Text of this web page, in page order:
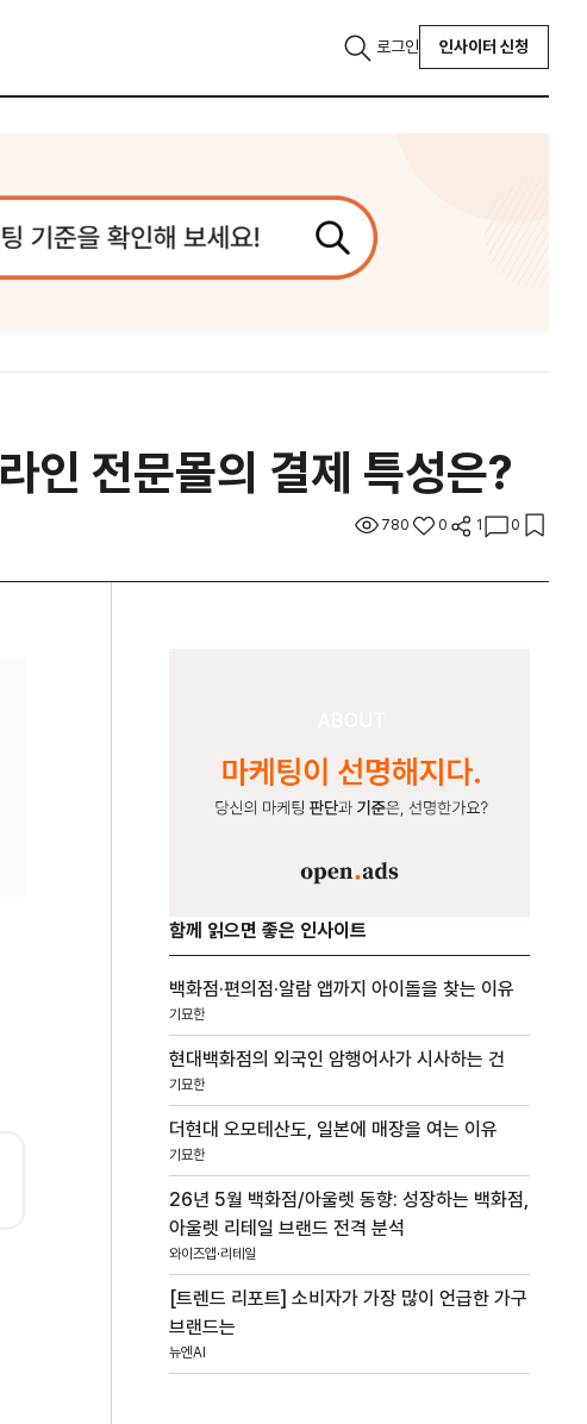
로그인 인사이터 신청
인 전문몰의 결제 특성은?
780 0 1 0
함께 읽으면 좋은 인사이트
백화점·편의점·알람 앱까지 아이돌을 찾는 이유
기묘한
현대백화점의 외국인 암행어사가 시사하는 건
기묘한
더현대 오모테산도, 일본에 매장을 여는 이유
기묘한
26년 5월 백화점/아울렛 동향: 성장하는 백화점,
아울렛 리테일 브랜드 전격 분석
와이즈앱·리테일
[트렌드 리포트] 소비자가 가장 많이 언급한 가구
브랜드는
뉴엔AI